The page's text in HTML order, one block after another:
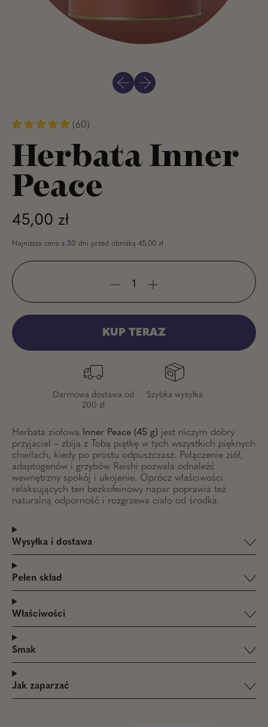
Poprzedni slajd
Następny slajd
(60)
Herbata Inner
Peace
Normalna cena
45,00 zł
Najniższa cena z 30 dni przed obniżką 45,00 zł
KUP TERAZ
Darmowa dostawa od
200 zł
Szybka wysyłka
Herbata ziołowa Inner Peace (45 g) jest niczym dobry
przyjaciel – zbija z Tobą piątkę w tych wszystkich pięknych
chwilach, kiedy po prostu odpuszczasz. Połączenie ziół,
adaptogenów i grzybów Reishi pozwala odnaleźć
wewnętrzny spokój i ukojenie. Oprócz właściwości
relaksujących ten bezkofeinowy napar poprawia też
naturalną odporność i rozgrzewa ciało od środka.
Wysyłka i dostawa
Pełen skład
Właściwości
Smak
Jak zaparzać